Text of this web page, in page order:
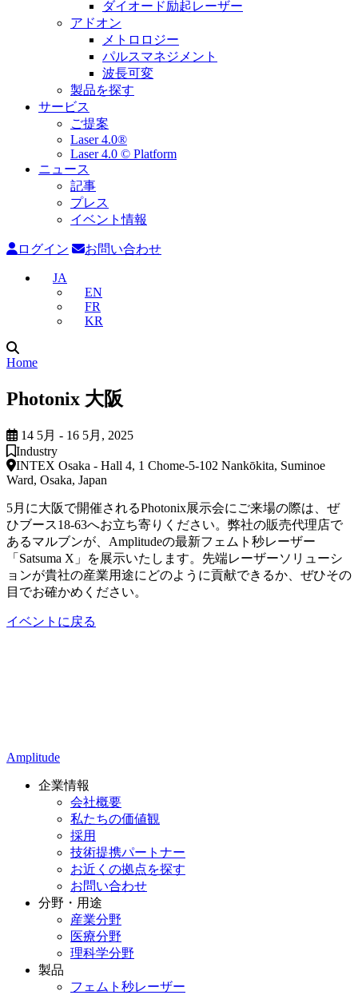
ダイオード励起レーザー
アドオン
メトロロジー
パルスマネジメント
波長可変
製品を探す
サービス
ご提案
Laser 4.0®
Laser 4.0 © Platform
ニュース
記事
プレス
イベント情報
ログイン お問い合わせ
JA
EN
FR
KR
Home
Photonix 大阪
14 5月 - 16 5月, 2025
Industry
INTEX Osaka - Hall 4, 1 Chome-5-102 Nankōkita, Suminoe
Ward, Osaka, Japan
5月に大阪で開催されるPhotonix展示会にご来場の際は、ぜ
ひブース18-63へお立ち寄りください。弊社の販売代理店で
あるマルブンが、Amplitudeの最新フェムト秒レーザー
「Satsuma X」を展示いたします。先端レーザーソリューシ
ョンが貴社の産業用途にどのように貢献できるか、ぜひその
目でお確かめください。
イベントに戻る
Amplitude
企業情報
会社概要
私たちの価値観
採用
技術提携パートナー
お近くの拠点を探す
お問い合わせ
分野・用途
産業分野
医療分野
理科学分野
製品
フェムト秒レーザー